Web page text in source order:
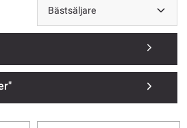
i kategorinCykelhjälm barn